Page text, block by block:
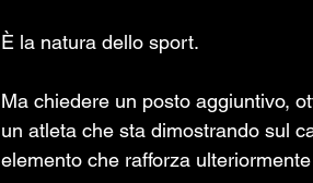
È la natura dello sport.
Ma chiedere un posto aggiuntivo,
un atleta che sta dimostrando sul
elemento che rafforza